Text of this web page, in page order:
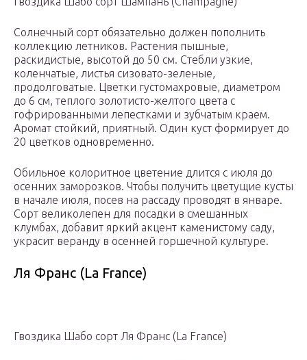
Солнечный сорт обязательно должен пополнить
коллекцию летников. Растения пышные,
раскидистые, высотой до 50 см. Стебли узкие,
коленчатые, листья сизовато-зеленые,
продолговатые. Цветки густомахровые, диаметром
до 6 см, теплого золотисто-желтого цвета с
гофрированными лепестками и зубчатым краем.
Аромат стойкий, приятный. Один куст формирует до
20 цветков одновременно.
Обильное колоритное цветение длится с июля до
осенних заморозков. Чтобы получить цветущие кусты
в начале июля, посев на рассаду проводят в январе.
Сорт великолепен для посадки в смешанных
клумбах, добавит яркий акцент каменистому саду,
украсит веранду в осенней горшечной культуре.
Ля Франс (La France)
Гвоздика Шабо сорт Ля Франс (La France)